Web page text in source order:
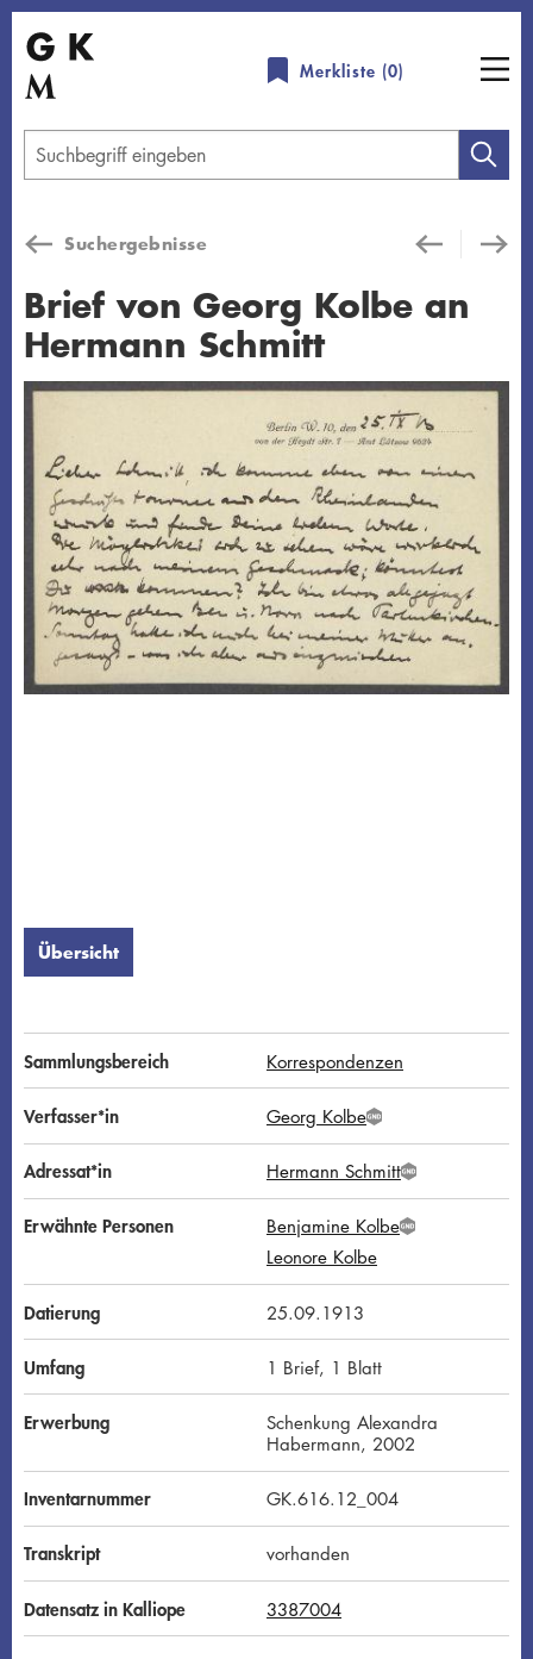
Direkt
zum
Inhalt
Merkliste (0)
Geben
Sie
Suchbegriff
Suchergebnisse
Brief von Georg Kolbe an
Hermann Schmitt
Übersicht
Sammlungsbereich Korrespondenzen
Verfasser*in Georg KolbeG
N
D
Adressat*in Hermann SchmittG
N
D
Erwähnte Personen Benjamine KolbeG
D
Leonore Kolbe
Datierung 25.09.1913
Umfang 1 Brief, 1 Blatt
Erwerbung
Schenkung Alexandra
Habermann, 2002
Inventarnummer GK.616.12_004
Transkript vorhanden
Datensatz in Kalliope 3387004